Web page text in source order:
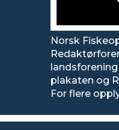
Norsk
plakaten og
For flere